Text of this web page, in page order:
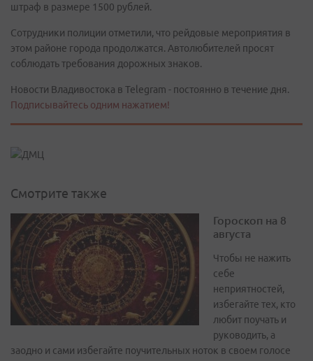
штраф в размере 1500 рублей.
Сотрудники полиции отметили, что рейдовые мероприятия в
этом районе города продолжатся. Автолюбителей просят
соблюдать требования дорожных знаков.
Новости Владивостока в Telegram - постоянно в течение дня.
Подписывайтесь одним нажатием!
Смотрите также
Гороскоп на 8
августа
Чтобы не нажить
себе
неприятностей,
избегайте тех, кто
любит поучать и
руководить, а
заодно и сами избегайте поучительных ноток в своем голосе